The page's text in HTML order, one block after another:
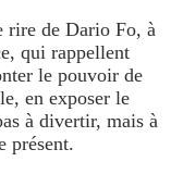
rire de Dario Fo, à
qui rappellent
le pouvoir de
en exposer le
à divertir, mais à
présent.